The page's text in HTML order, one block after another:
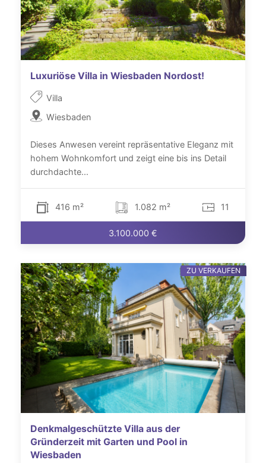
Luxuriöse Villa in Wiesbaden Nordost!
Villa
Wiesbaden
Dieses Anwesen vereint repräsentative Eleganz mit
hohem Wohnkomfort und zeigt eine bis ins Detail
durchdachte...
416 m² 1.082 m² 11
3.100.000 €
Denkmalgeschützte Villa aus der
Gründerzeit mit Garten und Pool in
Wiesbaden
ZU VERKAUFEN